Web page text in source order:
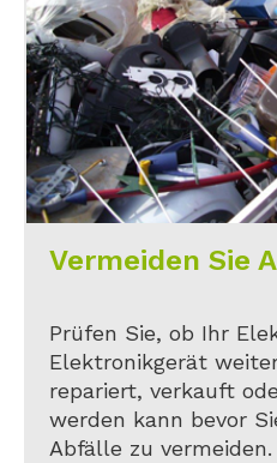
Vermeiden Sie
Prüfen Sie, ob Ihr
Elektronikgerät
repariert, verkauft
werden kann bevor
Abfälle zu vermeiden.